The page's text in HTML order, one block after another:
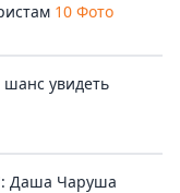
10 Фото
увидеть
Даша Чаруша